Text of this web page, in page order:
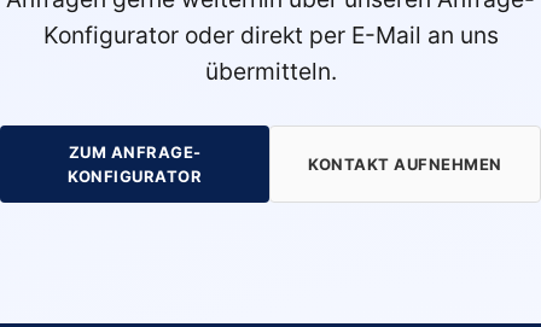
Konfigurator oder direkt per E-Mail an uns
übermitteln.
ZUM ANFRAGE-
KONFIGURATOR
KONTAKT AUFNEHMEN